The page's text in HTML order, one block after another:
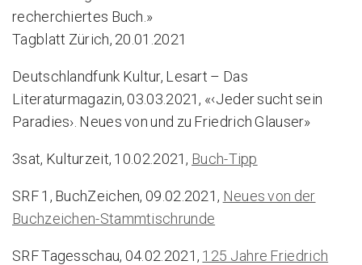
recherchiertes Buch.»
Tagblatt Zürich, 20.01.2021
Deutschlandfunk Kultur, Lesart – Das
Literaturmagazin, 03.03.2021, «‹Jeder sucht sein
Paradies›. Neues von und zu Friedrich Glauser»
3sat, Kulturzeit, 10.02.2021, Buch-Tipp
SRF 1, BuchZeichen, 09.02.2021, Neues von der
Buchzeichen-Stammtischrunde
SRF Tagesschau, 04.02.2021, 125 Jahre Friedrich